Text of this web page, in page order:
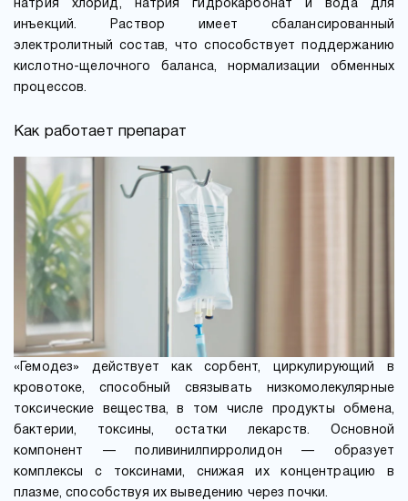
натрия хлорид, натрия гидрокарбонат и вода для
инъекций. Раствор имеет сбалансированный
электролитный состав, что способствует поддержанию
кислотно-щелочного баланса, нормализации обменных
процессов.
Как работает препарат
«Гемодез» действует как сорбент, циркулирующий в
кровотоке, способный связывать низкомолекулярные
токсические вещества, в том числе продукты обмена,
бактерии, токсины, остатки лекарств. Основной
компонент — поливинилпирролидон — образует
комплексы с токсинами, снижая их концентрацию в
плазме, способствуя их выведению через почки.